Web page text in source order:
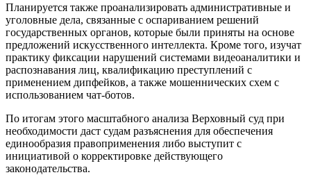
Планируется также проанализировать административные и
уголовные дела, связанные с оспариванием решений
государственных органов, которые были приняты на основе
предложений искусственного интеллекта. Кроме того, изучат
практику фиксации нарушений системами видеоаналитики и
распознавания лиц, квалификацию преступлений с
применением дипфейков, а также мошеннических схем с
использованием чат-ботов.
По итогам этого масштабного анализа Верховный суд при
необходимости даст судам разъяснения для обеспечения
единообразия правоприменения либо выступит с
инициативой о корректировке действующего
законодательства.